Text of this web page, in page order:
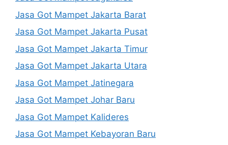
Jasa Got Mampet Jakarta Barat
Jasa Got Mampet Jakarta Pusat
Jasa Got Mampet Jakarta Timur
Jasa Got Mampet Jakarta Utara
Jasa Got Mampet Jatinegara
Jasa Got Mampet Johar Baru
Jasa Got Mampet Kalideres
Jasa Got Mampet Kebayoran Baru